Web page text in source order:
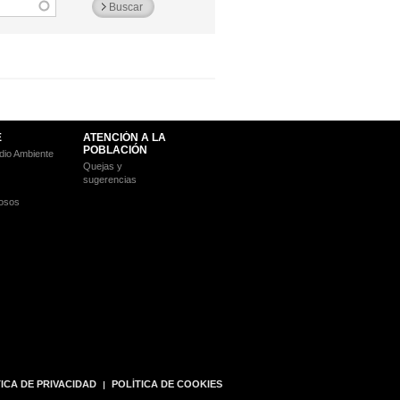
Ambiente
ATENCIÓN A LA
POBLACIÓN
Quejas y
sugerencias
DE PRIVACIDAD POLÍTICA DE COOKIES